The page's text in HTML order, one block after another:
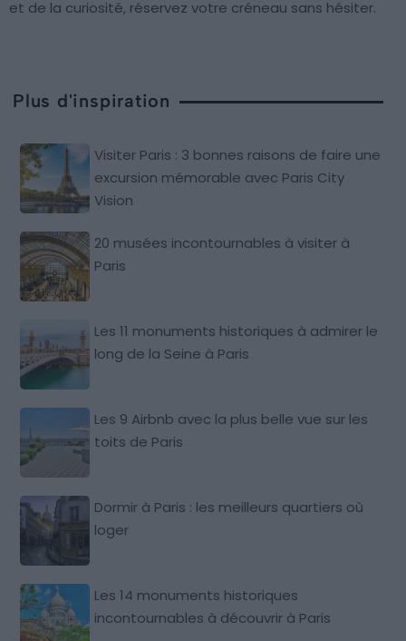
et de la curiosité, réservez votre créneau sans hésiter.
Plus d'inspiration
Visiter Paris : 3 bonnes raisons de faire une
excursion mémorable avec Paris City
Vision
20 musées incontournables à visiter à
Paris
Les 11 monuments historiques à admirer le
long de la Seine à Paris
Les 9 Airbnb avec la plus belle vue sur les
toits de Paris
Dormir à Paris : les meilleurs quartiers où
loger
Les 14 monuments historiques
incontournables à découvrir à Paris